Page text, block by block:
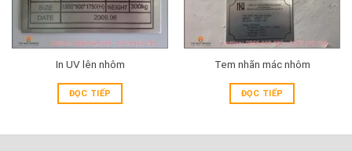
In UV lên nhôm
ĐỌC TIẾP
Tem nhãn mác nhôm
ĐỌC TIẾP